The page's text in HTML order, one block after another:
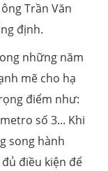
Trần Văn
định.
những năm
mẽ cho hạ
điểm như:
số 3... Khi
song hành
điều kiện để